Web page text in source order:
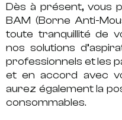
Dès à présent, vous
BAM (Borne Anti-
toute tranquillité de
nos solutions
professionnels et les
et en accord avec
aurez également la
consommables.